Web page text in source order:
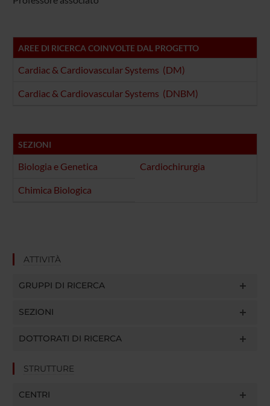
AREE DI RICERCA COINVOLTE DAL PROGETTO
Cardiac & Cardiovascular Systems (DM)
Cardiac & Cardiovascular Systems (DNBM)
SEZIONI
Biologia e Genetica Cardiochirurgia
Chimica Biologica
ATTIVITÀ
GRUPPI DI RICERCA
SEZIONI
DOTTORATI DI RICERCA
STRUTTURE
CENTRI